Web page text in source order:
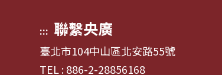
::: 聯繫央廣
臺北市104中山區北安路55號
TEL : 886-2-28856168